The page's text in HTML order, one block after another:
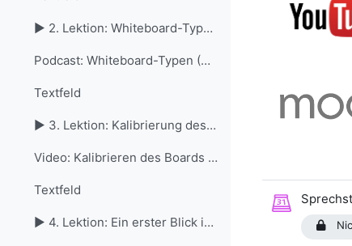
► 2. Lektion: Whiteboard-Typen Wel...
Podcast: Whiteboard-Typen (3:47 Minuten)
Textfeld
► 3. Lektion: Kalibrierung des Whiteboards ...
Video: Kalibrieren des Boards (2:26 Minuten)
Textfeld
► 4. Lektion: Ein erster Blick in SMART Notebook ...